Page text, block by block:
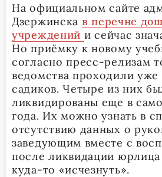
На официальном сайте
Дзержинска в перечне
учреждений и сейчас
Но приёмку к новому
согласно пресс-релизам
ведомства проходили уже
садиков. Четыре из них
ликвидированы еще в
года. Их можно узнать в
отсутствию данных о
заведующим вместе с
после ликвидации
куда-то «исчезнуть».